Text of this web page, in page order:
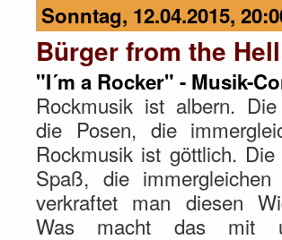
Sonntag, 12.04.2015,
Bürger from the Hell
"I´m a Rocker" - Musik-
Rockmusik ist albern.
die Posen, die
Rockmusik ist göttlich. Die
Spaß, die
verkraftet man diesen
Was macht das mit